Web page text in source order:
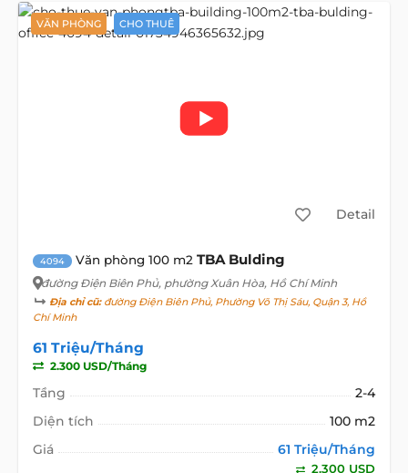
VĂN PHÒNG CHO THUÊ
Detail
4094 Văn phòng 100 m2 TBA Bulding
đường Điện Biên Phủ, phường Xuân Hòa, Hồ Chí Minh
Địa chỉ cũ:đường Điện Biên Phủ, Phường Võ Thị Sáu, Quận 3, Hồ
Chí Minh
61 Triệu/Tháng
2.300 USD/Tháng
Tầng
2-4
Diện tích
100 m2
Giá
61 Triệu/Tháng
2.300 USD